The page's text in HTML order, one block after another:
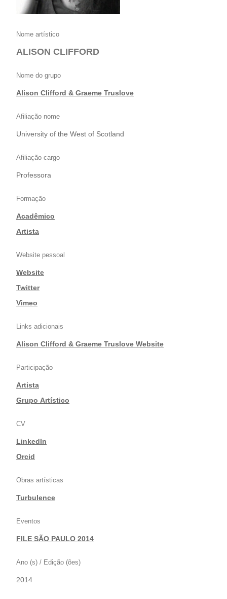
Nome artístico
ALISON CLIFFORD
Nome do grupo
Alison Clifford & Graeme Truslove
Afiliação nome
University of the West of Scotland
Afiliação cargo
Professora
Formação
Acadêmico
|Artista
Website pessoal
Website
|Twitter
|Vimeo
Links adicionais
Alison Clifford & Graeme Truslove Website
Participação
Artista
|Grupo Artístico
CV
LinkedIn
|Orcid
Obras artísticas
Turbulence
Eventos
FILE SÃO PAULO 2014
Ano (s) / Edição (ões)
2014